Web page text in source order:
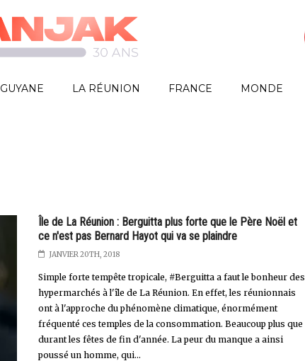
GUYANE LA RÉUNION FRANCE MONDE
Île de La Réunion : Berguitta plus forte que le Père Noël et
ce n'est pas Bernard Hayot qui va se plaindre
JANVIER 20TH, 2018
Simple forte tempête tropicale, #Berguitta a faut le bonheur des
hypermarchés à l'île de La Réunion. En effet, les réunionnais
ont à l'approche du phénomène climatique, énormément
fréquenté ces temples de la consommation. Beaucoup plus que
durant les fêtes de fin d'année. La peur du manque a ainsi
poussé un homme, qui...